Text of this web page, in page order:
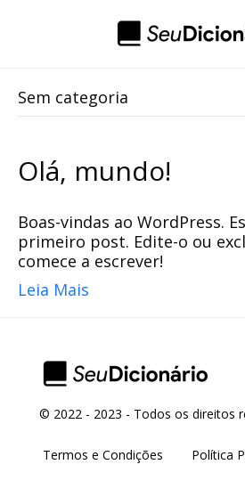
Sem categoria
Olá, mundo!
Boas-vindas ao WordPress.
primeiro post. Edite-o ou
comece a escrever!
Leia Mais
© 2022 - 2023 - Todos os direitos
Termos e Condições Política